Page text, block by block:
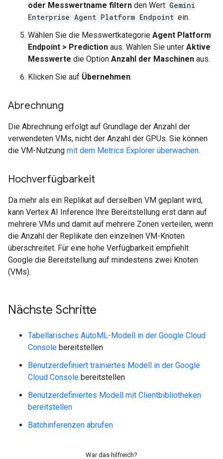
oder Messwertname filtern den Wert Gemini
Enterprise Agent Platform Endpoint ein.
Wählen Sie die Messwertkategorie Agent Platform
Endpoint > Prediction aus. Wählen Sie unter Aktive
Messwerte die Option Anzahl der Maschinen aus.
Klicken Sie auf Übernehmen.
Abrechnung
Die Abrechnung erfolgt auf Grundlage der Anzahl der
verwendeten VMs, nicht der Anzahl der GPUs. Sie können
die VM-Nutzung mit dem Metrics Explorer überwachen.
Hochverfügbarkeit
Da mehr als ein Replikat auf derselben VM geplant wird,
kann Vertex AI Inference Ihre Bereitstellung erst dann auf
mehrere VMs und damit auf mehrere Zonen verteilen, wenn
die Anzahl der Replikate den einzelnen VM-Knoten
überschreitet. Für eine hohe Verfügbarkeit empfiehlt
Google die Bereitstellung auf mindestens zwei Knoten
(VMs).
Nächste Schritte
Tabellarisches AutoML-Modell in der Google Cloud
Console bereitstellen
Benutzerdefiniert trainiertes Modell in der Google
Cloud Console bereitstellen
Benutzerdefiniertes Modell mit Clientbibliotheken
bereitstellen
Batchinferenzen abrufen
War das hilfreich?